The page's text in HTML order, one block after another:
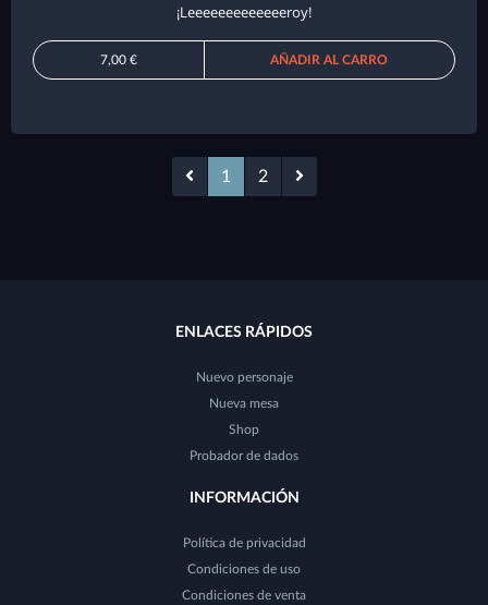
¡Leeeeeeeeeeeeeroy!
7,00 € AÑADIR AL CARRO
1 2
ENLACES RÁPIDOS
Nuevo personaje
Nueva mesa
Shop
Probador de dados
INFORMACIÓN
Política de privacidad
Condiciones de uso
Condiciones de venta